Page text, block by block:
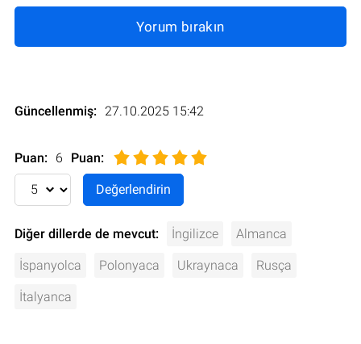
Yorum bırakın
Güncellenmiş: 27.10.2025 15:42
Puan: 6 Puan:
Diğer dillerde de mevcut: İngilizce Almanca
İspanyolca Polonyaca Ukraynaca Rusça
İtalyanca